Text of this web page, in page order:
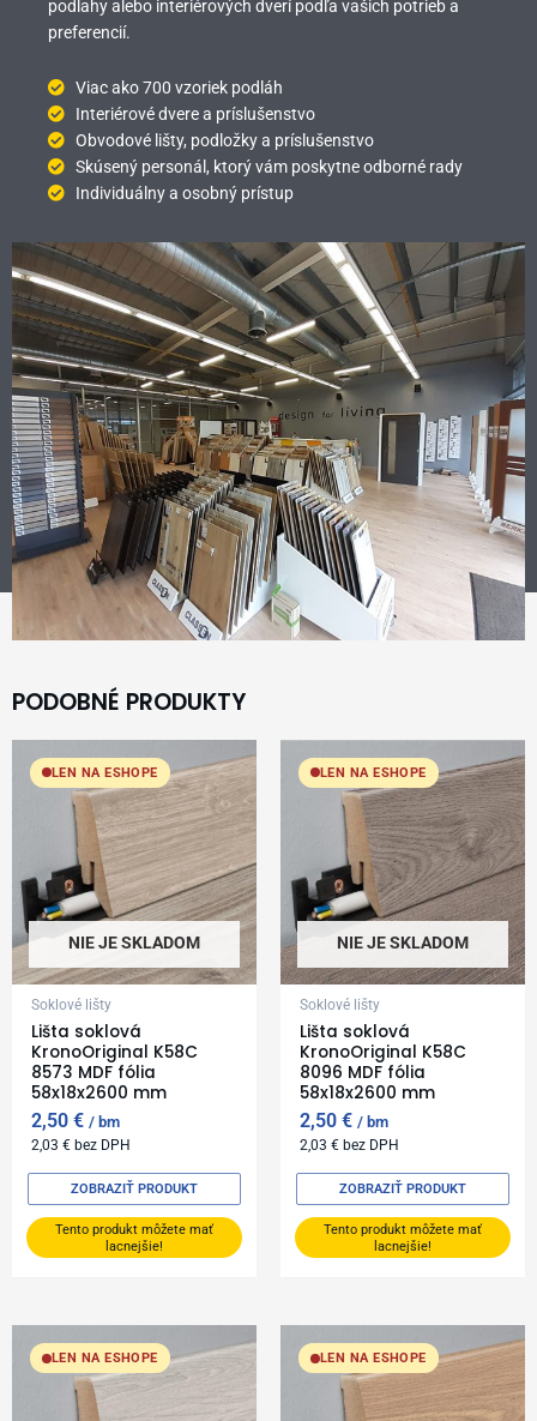
podlahy alebo interiérových dverí podľa vašich potrieb a
preferencií.
Viac ako 700 vzoriek podláh
Interiérové dvere a príslušenstvo
Obvodové lišty, podložky a príslušenstvo
Skúsený personál, ktorý vám poskytne odborné rady
Individuálny a osobný prístup
PODOBNÉ PRODUKTY
LEN NA ESHOPE
NIE JE SKLADOM
Soklové lišty
Lišta soklová
KronoOriginal K58C
8573 MDF fólia
58x18x2600 mm
2,50€ bm
2,03€ bez DPH
Tento produkt môžete mať
lacnejšie!
ZOBRAZIŤ PRODUKT
LEN NA ESHOPE
NIE JE SKLADOM
Soklové lišty
Lišta soklová
KronoOriginal K58C
8096 MDF fólia
58x18x2600 mm
2,50€ bm
2,03€ bez DPH
Tento produkt môžete mať
lacnejšie!
ZOBRAZIŤ PRODUKT
LEN NA ESHOPE LEN NA ESHOPE